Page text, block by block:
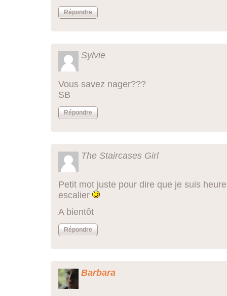
Répondre
Sylvie
Vous savez nager???
SB
Répondre
The Staircases Girl
Petit mot juste pour dire que je suis
escalier
A bientôt
Répondre
Barbara